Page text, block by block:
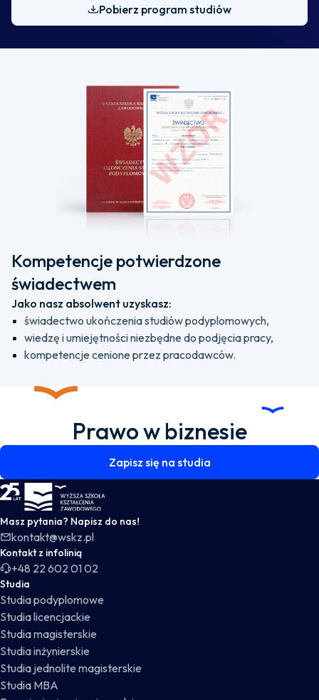
Pobierz program studiów
Kompetencje potwierdzone
świadectwem
Jako nasz absolwent uzyskasz:
świadectwo ukończenia studiów podyplomowych,
wiedzę i umiejętności niezbędne do podjęcia pracy,
kompetencje cenione przez pracodawców.
Prawo w biznesie
Zapisz się na studia
WSKZ - strona główna
Masz pytania? Napisz do nas!
kontakt@wskz.pl
Kontakt z infolinią
+48 22 602 01 02
Studia
Studia podyplomowe
Studia licencjackie
Studia magisterskie
Studia inżynierskie
Studia jednolite magisterskie
Studia MBA